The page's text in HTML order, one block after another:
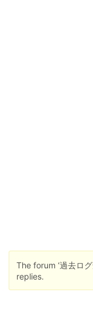
The forum ‘過去ロ
replies.